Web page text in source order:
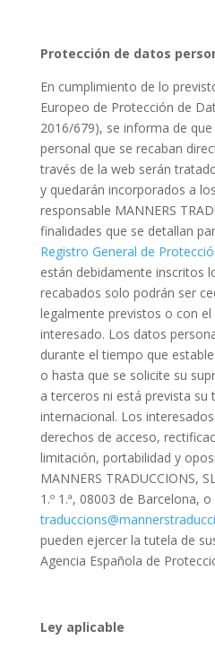
Protección de datos
En cumplimiento de lo
Europeo de Protección de
2016/679), se informa de
personal que se recaban
través de la web serán
y quedarán incorporados a los
responsable MANNERS
finalidades que se detallan
Registro General de
están debidamente inscritos
recabados solo podrán ser
legalmente previstos o con
interesado. Los datos
durante el tiempo que
o hasta que se solicite su
a terceros ni está prevista su
internacional. Los
derechos de acceso,
limitación, portabilidad y
MANNERS TRADUCCIONS,
1.º 1.ª, 08003 de Barcelona,
pueden ejercer la tutela de
Agencia Española de
Ley aplicable